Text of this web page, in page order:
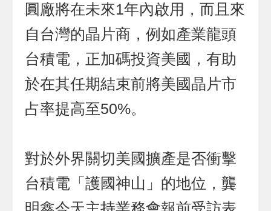
圓廠將在未來1年內啟用，而且來
自台灣的晶片商，例如產業龍頭
台積電，正加碼投資美國，有助
於在其任期結束前將美國晶片市
占率提高至50%。
對於外界關切美國擴產是否衝擊
台積電「護國神山」的地位，龔